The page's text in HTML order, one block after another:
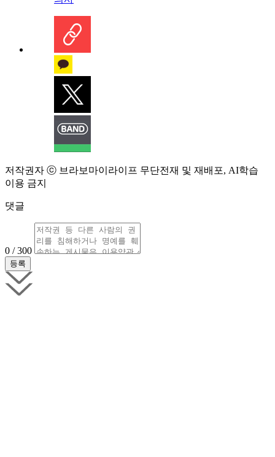
저작권자 ⓒ 브라보마이라이프 무단전재 및 재배포, AI학습
이용 금지
댓글
0 / 300